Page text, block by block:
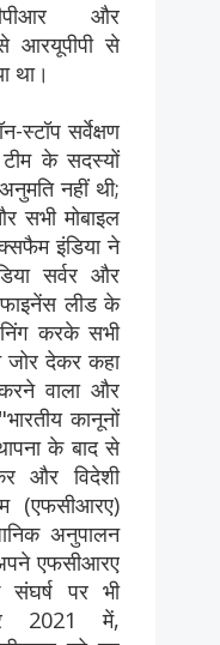
और
आरयूपीपी से
था।
सर्वेक्षण
के सदस्यों
नहीं थी;
सभी मोबाइल
इंडिया ने
सर्वर और
फाइनेंस लीड के
करके सभी
जोर देकर कहा
वाला और
कानूनों
के बाद से
और विदेशी
(एफसीआरए)
अनुपालन
एफसीआरए
पर भी
2021 में,